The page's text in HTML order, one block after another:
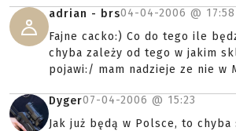
adrian - brs04-04-2006 @ 17:58
Fajne cacko:) Co do tego ile
chyba zależy od tego w jakim
pojawi:/ mam nadzieje ze nie w
Dyger07-04-2006 @ 15:23
Jak już będą w Polsce, to chyba